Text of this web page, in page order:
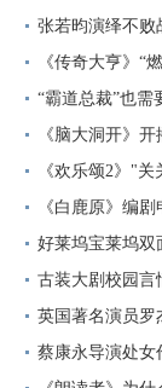
张若昀演绎不败
《传奇大亨》“
“霸道总裁”也需
《脑大洞开》
《欢乐颂2》"
《白鹿原》编
好莱坞宝莱坞双
古装大剧校园言
英国著名演员罗
蔡康永导演处女